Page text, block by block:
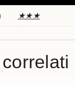
★★★